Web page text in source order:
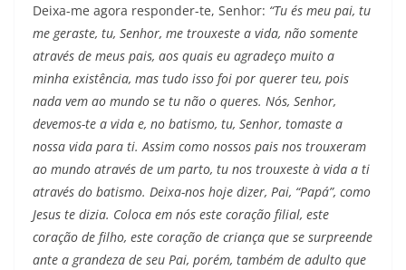
Deixa-me agora responder-te, Senhor: “Tu és meu pai, tu
me geraste, tu, Senhor, me trouxeste a vida, não somente
através de meus pais, aos quais eu agradeço muito a
minha existência, mas tudo isso foi por querer teu, pois
nada vem ao mundo se tu não o queres. Nós, Senhor,
devemos-te a vida e, no batismo, tu, Senhor, tomaste a
nossa vida para ti. Assim como nossos pais nos trouxeram
ao mundo através de um parto, tu nos trouxeste à vida a ti
através do batismo. Deixa-nos hoje dizer, Pai, “Papá”, como
Jesus te dizia. Coloca em nós este coração filial, este
coração de filho, este coração de criança que se surpreende
ante a grandeza de seu Pai, porém, também de adulto que